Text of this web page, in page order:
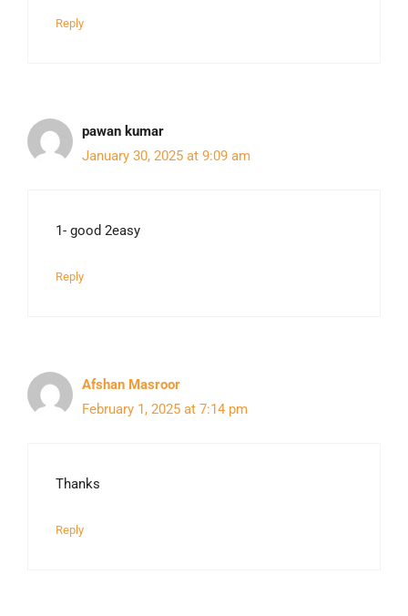
Reply
pawan kumar
January 30, 2025 at 9:09 am
1- good 2easy
Reply
Afshan Masroor
February 1, 2025 at 7:14 pm
Thanks
Reply